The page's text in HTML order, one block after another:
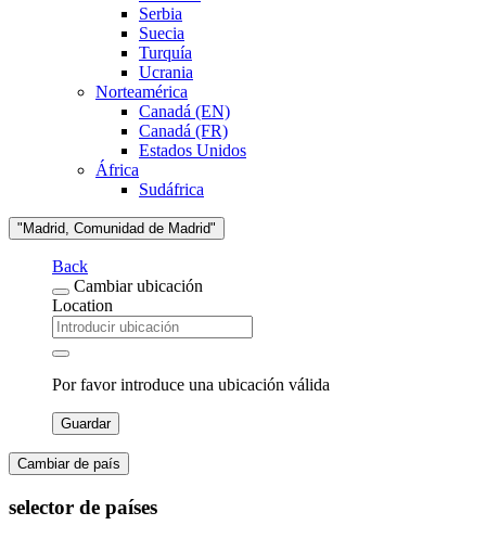
Serbia
Suecia
Turquía
Ucrania
Norteamérica
Canadá (EN)
Canadá (FR)
Estados Unidos
África
Sudáfrica
"Madrid, Comunidad de Madrid"
Back
Cambiar ubicación
Location
Por favor introduce una ubicación válida
Guardar
Cambiar de país
selector de países